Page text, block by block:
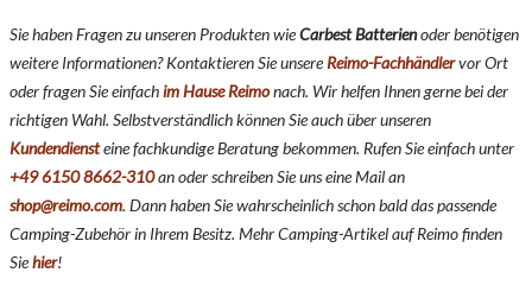
Sie haben Fragen zu unseren Produkten wieCarbest Batterienoder benötigen
weitere Informationen? Kontaktieren Sie unsereReimo-Fachhändlervor Ort
oder fragen Sie einfachim Hause Reimonach. Wir helfen Ihnen gerne bei der
richtigen Wahl. Selbstverständlich können Sie auch über unseren
Kundendiensteine fachkundige Beratung bekommen. Rufen Sie einfach unter
+49 6150 8662-310an oder schreiben Sie uns eine Mail an
shop@reimo.com. Dann haben Sie wahrscheinlich schon bald das passende
Camping-Zubehör in Ihrem Besitz. Mehr Camping-Artikel auf Reimo finden
Siehier!